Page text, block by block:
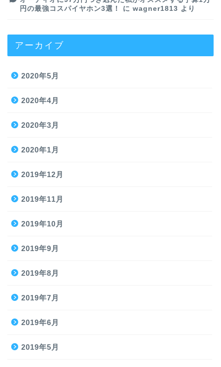
円の最強コスパイヤホン3選！
に wagner1813 より
アーカイブ
2020年5月
2020年4月
2020年3月
2020年1月
2019年12月
2019年11月
2019年10月
2019年9月
2019年8月
2019年7月
2019年6月
2019年5月